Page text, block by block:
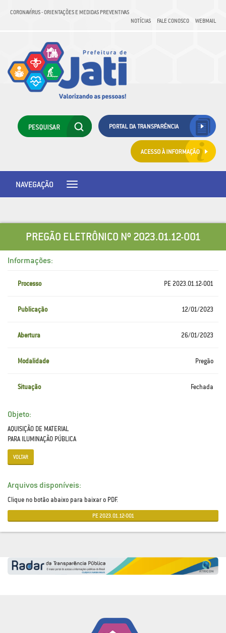
CORONAVÍRUS - ORIENTAÇÕES E MEDIDAS PREVENTIVAS
NOTÍCIAS
FALE CONOSCO WEBMAIL
Toggle
NAVEGAÇÃO
PREGÃO ELETRÔNICO Nº 2023.01.12-001
Informações:
Processo PE 2023.01.12-001
Publicação 12/01/2023
Abertura 26/01/2023
Modalidade Pregão
Situação Fechada
Objeto:
AQUISIÇÃO DE MATERIAL
PARA ILUMINAÇÃO PÚBLICA
VOLTAR
Arquivos disponíveis:
Clique no botão abaixo para baixar o PDF.
PE 2023.01.12-001